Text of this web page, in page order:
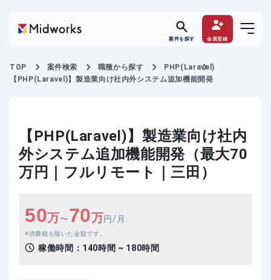
案件を探す 会員登録
TOP 案件検索 職種から探す
PHP(Laravel)
【PHP(Laravel)】製造業向け社内外システム追加機能開発
【PHP(Laravel)】製造業向け社内
外システム追加機能開発（最大70
万円｜フルリモート｜三田）
50万〜70万円/月
消費税を除いた金額です。
稼働時間： 140時間 ~ 180時間